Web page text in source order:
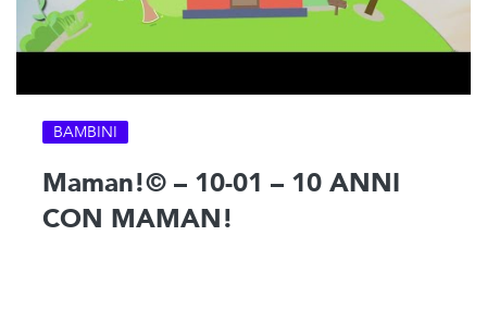
BAMBINI
Maman!© – 10-01 – 10 ANNI
CON MAMAN!